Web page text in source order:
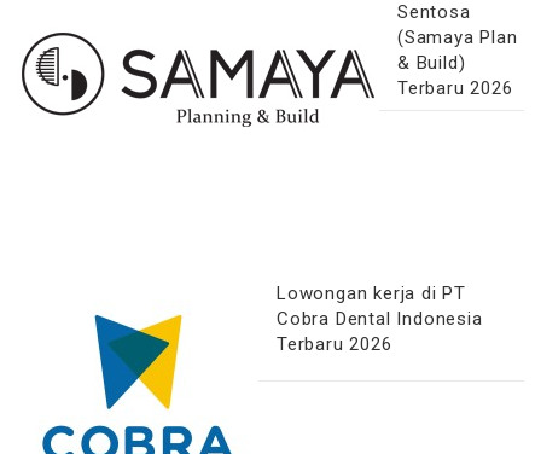
Sentosa
(Samaya Plan
& Build)
Terbaru 2026
Lowongan kerja di PT
Cobra Dental Indonesia
Terbaru 2026